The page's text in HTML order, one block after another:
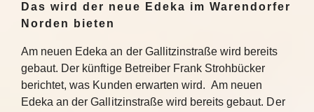
Das wird der neue Edeka im Warendorfer
Norden bieten
Am neuen Edeka an der Gallitzinstraße wird bereits
gebaut. Der künftige Betreiber Frank Strohbücker
berichtet, was Kunden erwarten wird. Am neuen
Edeka an der Gallitzinstraße wird bereits gebaut. Der